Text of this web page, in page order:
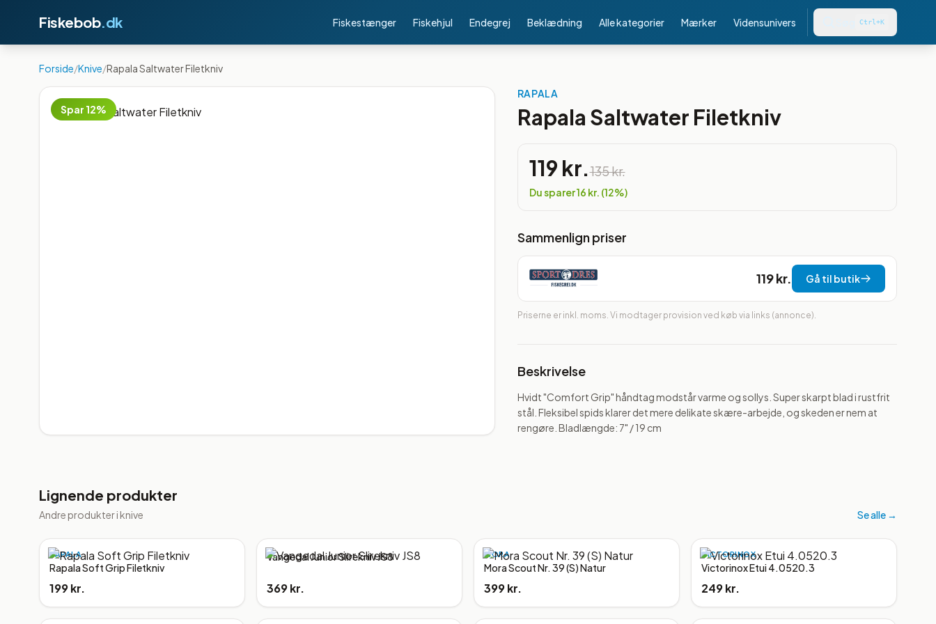
Fiskebob.dk Fiskestænger Fiskehjul Endegrej Beklædning Alle kategorier Mærker Vidensunivers Ctrl+K
Forside/Knive/Rapala Saltwater Filetkniv
Spar 12%
RAPALA
Rapala Saltwater Filetkniv
119 kr.135 kr.
Du sparer16 kr. (12%)
Sammenlign priser
119 kr. Gå til butik
Priserne er inkl. moms. Vi modtager provision ved køb via links (annonce).
Beskrivelse
Hvidt "Comfort Grip" håndtag modstår varme og sollys. Super skarpt blad i rustfrit
stål. Fleksibel spids klarer det mere delikate skære-arbejde, og skeden er nem at
rengøre. Bladlængde: 7" / 19 cm
Lignende produkter
Andre produkter i knive Se alle →
RAPALA
Rapala Soft Grip Filetkniv
199 kr.
Vangedal Junior Slirekniv JS8
369 kr.
MORA
Mora Scout Nr. 39 (S) Natur
399 kr.
VICTORINOX
Victorinox Etui 4.0520.3
249 kr.